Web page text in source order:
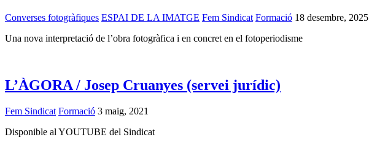
Converses fotogràfiques ESPAI DE LA IMATGE Fem Sindicat Formació 18 desembre, 2025
Una nova interpretació de l’obra fotogràfica i en concret en el fotoperiodisme
L’ÀGORA / Josep Cruanyes (servei jurídic)
Fem Sindicat Formació 3 maig, 2021
Disponible al YOUTUBE del Sindicat